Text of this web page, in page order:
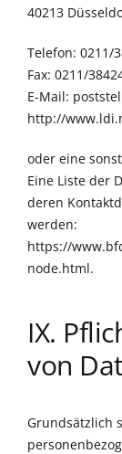
40213
Telefon: 0211/
Fax: 0211/
E-Mail:
http://
oder eine
Eine Liste der
deren
werden:
https://
node.html.
IX.
von
Grundsätzlich